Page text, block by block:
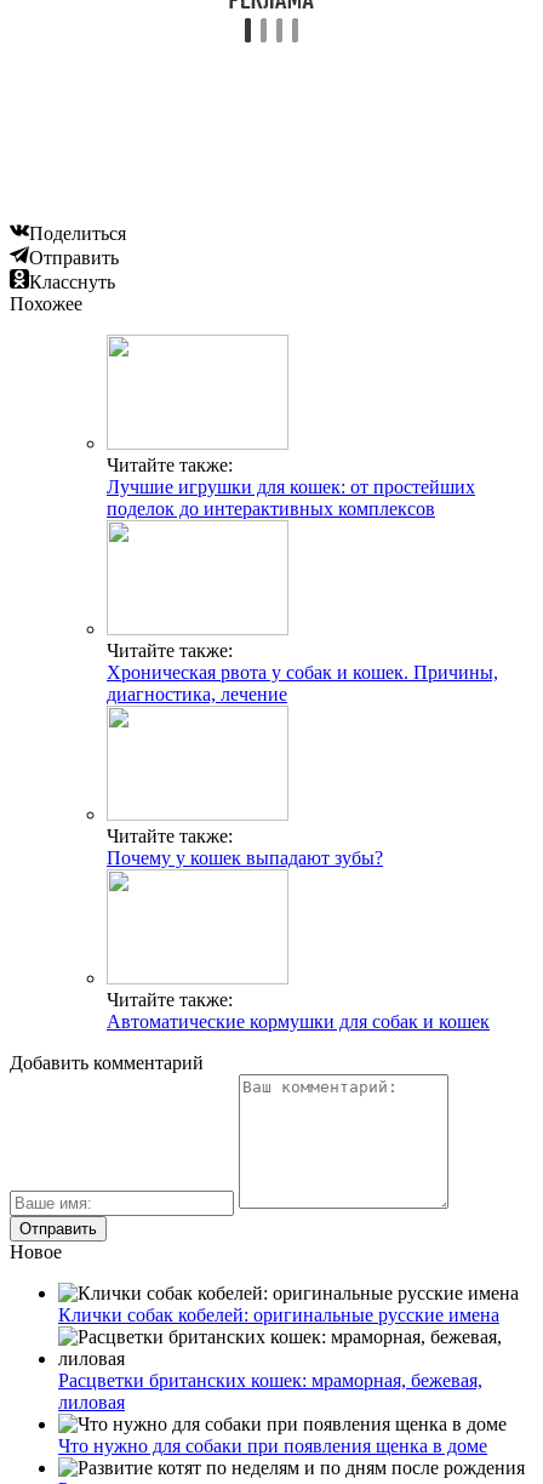
Поделиться
Отправить
Класснуть
Похожее
Читайте также:
Лучшие игрушки для кошек: от простейших
поделок до интерактивных комплексов
Читайте также:
Хроническая рвота у собак и кошек. Причины,
диагностика, лечение
Читайте также:
Почему у кошек выпадают зубы?
Читайте также:
Автоматические кормушки для собак и кошек
Добавить комментарий
Новое
Клички собак кобелей: оригинальные русские имена
Расцветки британских кошек: мраморная, бежевая,
лиловая
Что нужно для собаки при появления щенка в доме